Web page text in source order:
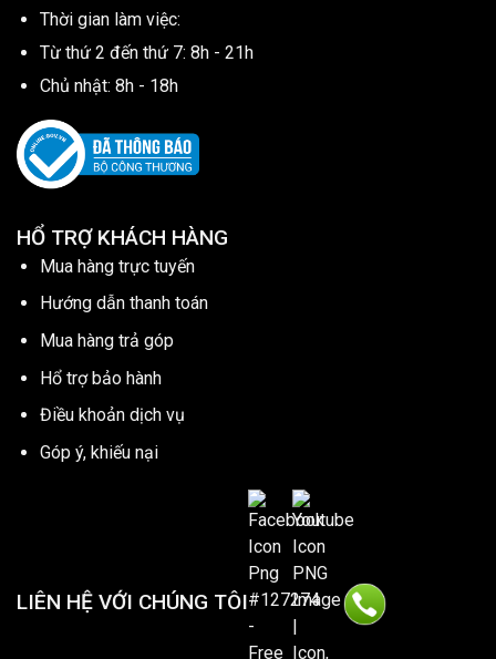
Thời gian làm việc:
Từ thứ 2 đến thứ 7: 8h - 21h
Chủ nhật: 8h - 18h
HỔ TRỢ KHÁCH HÀNG
Mua hàng trực tuyến
Hướng dẫn thanh toán
Mua hàng trả góp
Hổ trợ bảo hành
Điều khoản dịch vụ
Góp ý, khiếu nại
LIÊN HỆ VỚI CHÚNG TÔI